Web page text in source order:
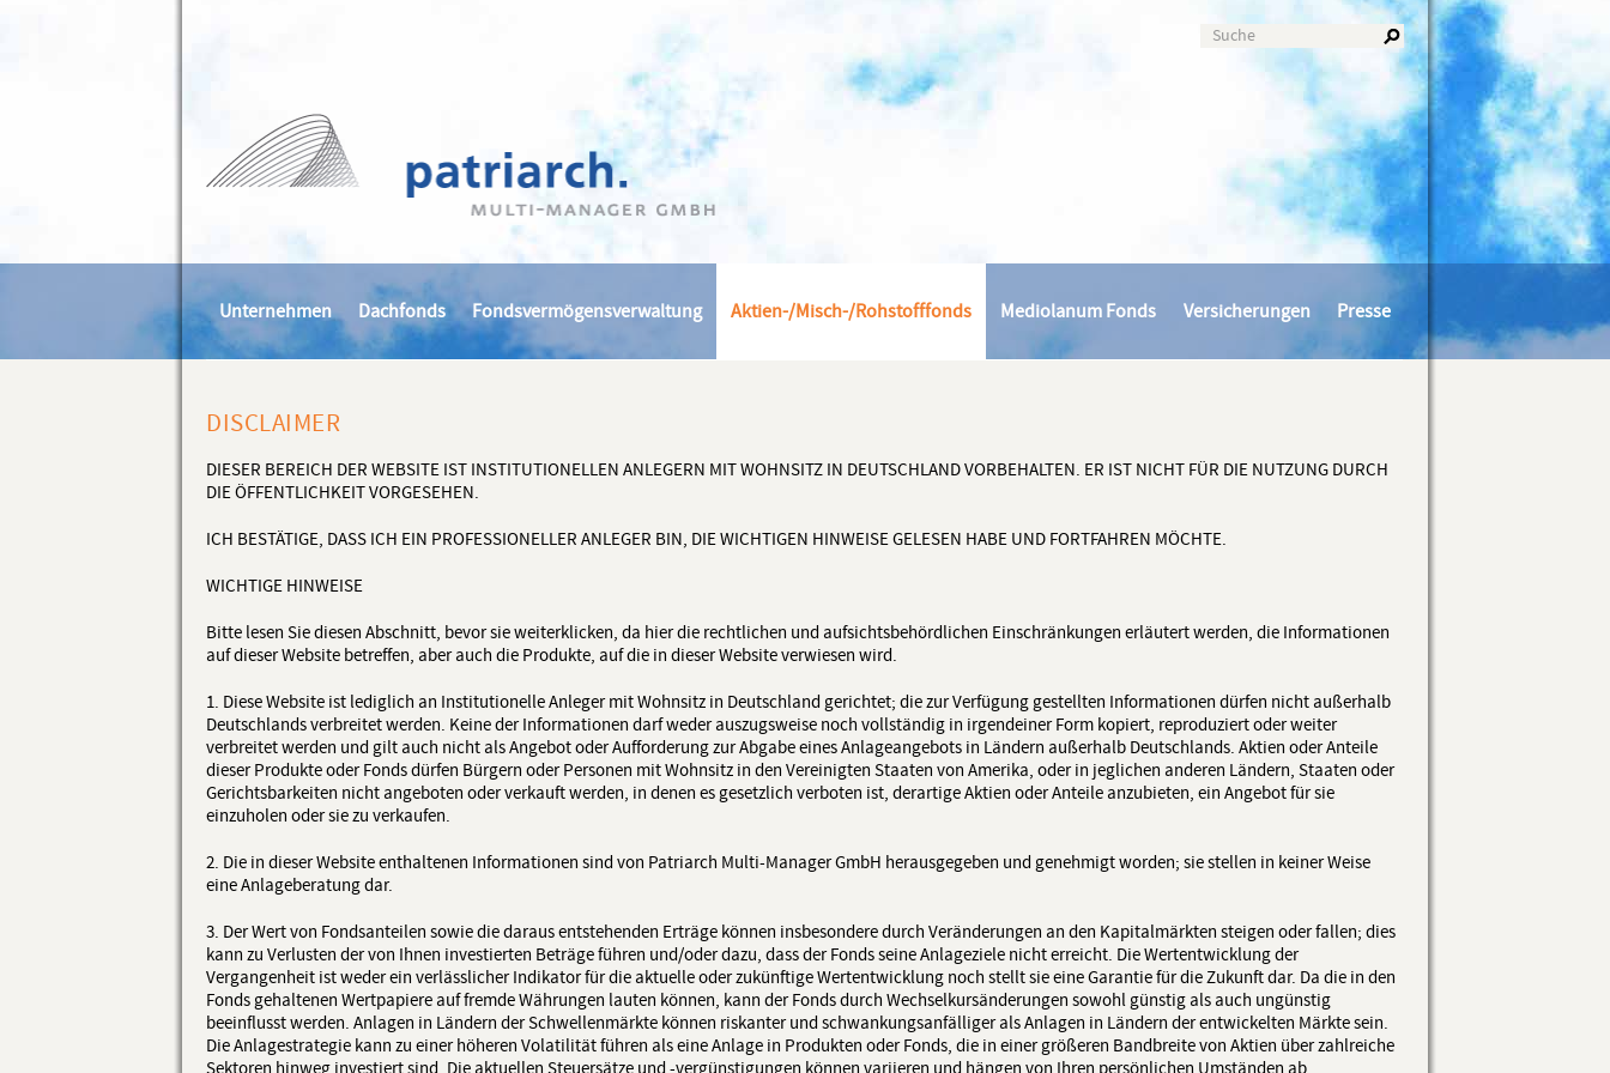
Unternehmen Dachfonds Fondsvermögensverwaltung Aktien-/Misch-/Rohstofffonds Mediolanum Fonds Versicherungen Presse
DISCLAIMER
DIESER BEREICH DER WEBSITE IST INSTITUTIONELLEN ANLEGERN MIT WOHNSITZ IN DEUTSCHLAND VORBEHALTEN. ER IST NICHT FÜR DIE NUTZUNG DURCH
DIE ÖFFENTLICHKEIT VORGESEHEN.
ICH BESTÄTIGE, DASS ICH EIN PROFESSIONELLER ANLEGER BIN, DIE WICHTIGEN HINWEISE GELESEN HABE UND FORTFAHREN MÖCHTE.
WICHTIGE HINWEISE
Bitte lesen Sie diesen Abschnitt, bevor sie weiterklicken, da hier die rechtlichen und aufsichtsbehördlichen Einschränkungen erläutert werden, die Informationen
auf dieser Website betreffen, aber auch die Produkte, auf die in dieser Website verwiesen wird.
1. Diese Website ist lediglich an Institutionelle Anleger mit Wohnsitz in Deutschland gerichtet; die zur Verfügung gestellten Informationen dürfen nicht außerhalb
Deutschlands verbreitet werden. Keine der Informationen darf weder auszugsweise noch vollständig in irgendeiner Form kopiert, reproduziert oder weiter
verbreitet werden und gilt auch nicht als Angebot oder Aufforderung zur Abgabe eines Anlageangebots in Ländern außerhalb Deutschlands. Aktien oder Anteile
dieser Produkte oder Fonds dürfen Bürgern oder Personen mit Wohnsitz in den Vereinigten Staaten von Amerika, oder in jeglichen anderen Ländern, Staaten oder
Gerichtsbarkeiten nicht angeboten oder verkauft werden, in denen es gesetzlich verboten ist, derartige Aktien oder Anteile anzubieten, ein Angebot für sie
einzuholen oder sie zu verkaufen.
2. Die in dieser Website enthaltenen Informationen sind von Patriarch Multi-Manager GmbH herausgegeben und genehmigt worden; sie stellen in keiner Weise
eine Anlageberatung dar.
3. Der Wert von Fondsanteilen sowie die daraus entstehenden Erträge können insbesondere durch Veränderungen an den Kapitalmärkten steigen oder fallen; dies
kann zu Verlusten der von Ihnen investierten Beträge führen und/oder dazu, dass der Fonds seine Anlageziele nicht erreicht. Die Wertentwicklung der
Vergangenheit ist weder ein verlässlicher Indikator für die aktuelle oder zukünftige Wertentwicklung noch stellt sie eine Garantie für die Zukunft dar. Da die in den
Fonds gehaltenen Wertpapiere auf fremde Währungen lauten können, kann der Fonds durch Wechselkursänderungen sowohl günstig als auch ungünstig
beeinflusst werden. Anlagen in Ländern der Schwellenmärkte können riskanter und schwankungsanfälliger als Anlagen in Ländern der entwickelten Märkte sein.
Die Anlagestrategie kann zu einer höheren Volatilität führen als eine Anlage in Produkten oder Fonds, die in einer größeren Bandbreite von Aktien über zahlreiche